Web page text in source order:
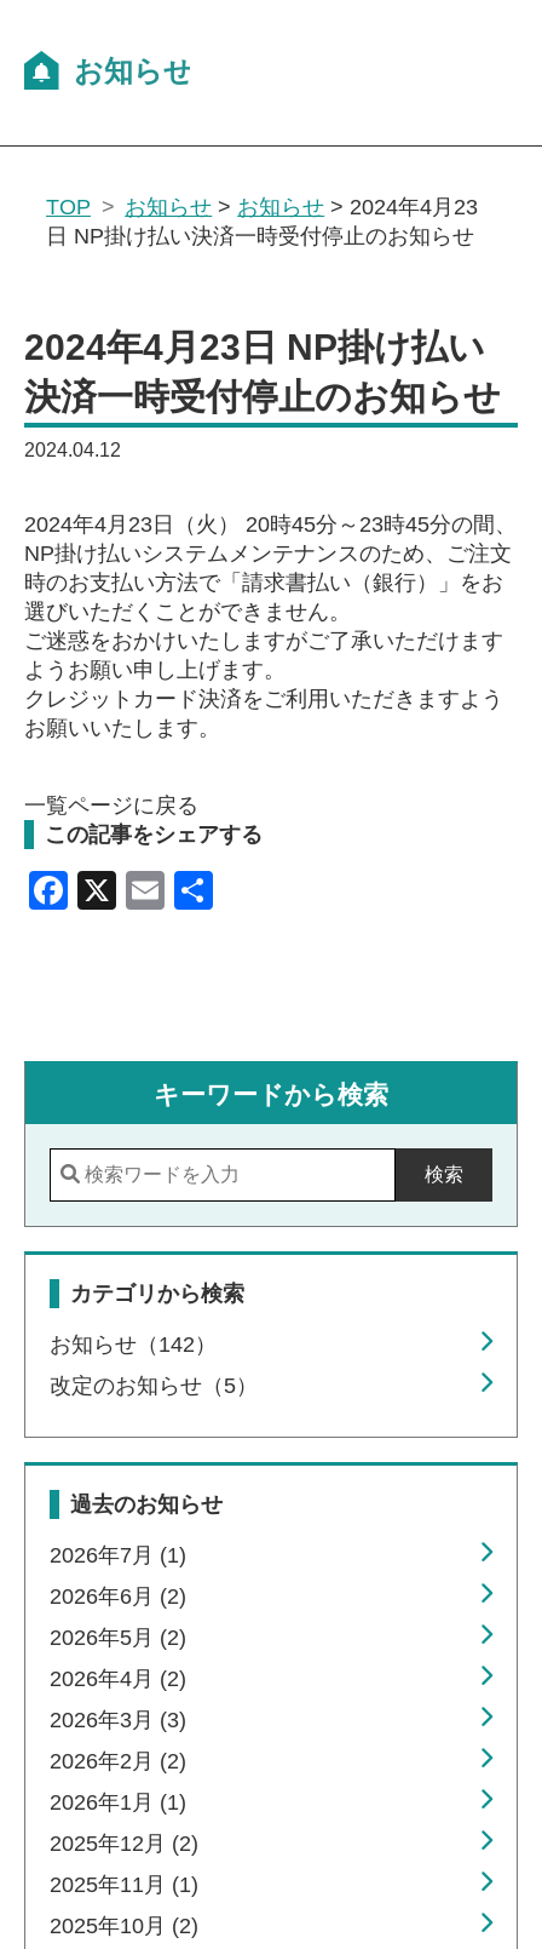
TOP お知らせ > お知らせ > 2024年4月23
日 NP掛け払い決済一時受付停止のお知らせ
2024年4月23日 NP掛け払い
決済一時受付停止のお知らせ
2024.04.12
2024年4月23日（火） 20時45分～23時45分の間、
NP掛け払いシステムメンテナンスのため、ご注文
時のお支払い方法で「請求書払い（銀行）」をお
選びいただくことができません。
ご迷惑をおかけいたしますがご了承いただけます
ようお願い申し上げます。
クレジットカード決済をご利用いただきますよう
お願いいたします。
一覧ページに戻る
この記事をシェアする
Facebook
X Email
キーワードから検索
検索
カテゴリから検索
お知らせ（142）
改定のお知らせ（5）
過去のお知らせ
2026年7月 (1)
2026年6月 (2)
2026年5月 (2)
2026年4月 (2)
2026年3月 (3)
2026年2月 (2)
2026年1月 (1)
2025年12月 (2)
2025年11月 (1)
2025年10月 (2)